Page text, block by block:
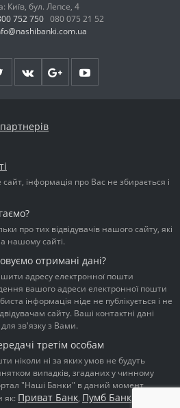
Київ, бул. Лепсе, 4
752 750 080 075 21 52
інформація про Вас не збирається і
про тих відвідувачів нашого сайту, які
нашому сайті.
отримані дані?
адресу електронної пошти
вашого адреси електронної пошти
інформація ніде не публікується і не
сайту. Ваші контактні дані
зв'язку з Вами.
третім особам
ніколи ні за яких умов не будуть
випадків, згаданих у чинному
"Наші Банки" в даний момент
як: Приват Банк, Пумб Банк